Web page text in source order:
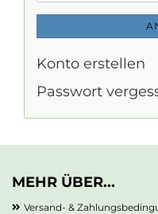
Konto erstellen
Passwort
MEHR ÜBER...
Versand- &